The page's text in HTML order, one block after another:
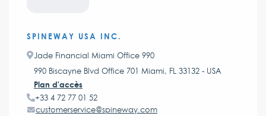
SPINEWAY USA INC.
Jade Financial Miami Office 990
990 Biscayne Blvd Office 701 Miami, FL 33132 - USA
Plan d'accès
+33 4 72 77 01 52
customerservice@spineway.com